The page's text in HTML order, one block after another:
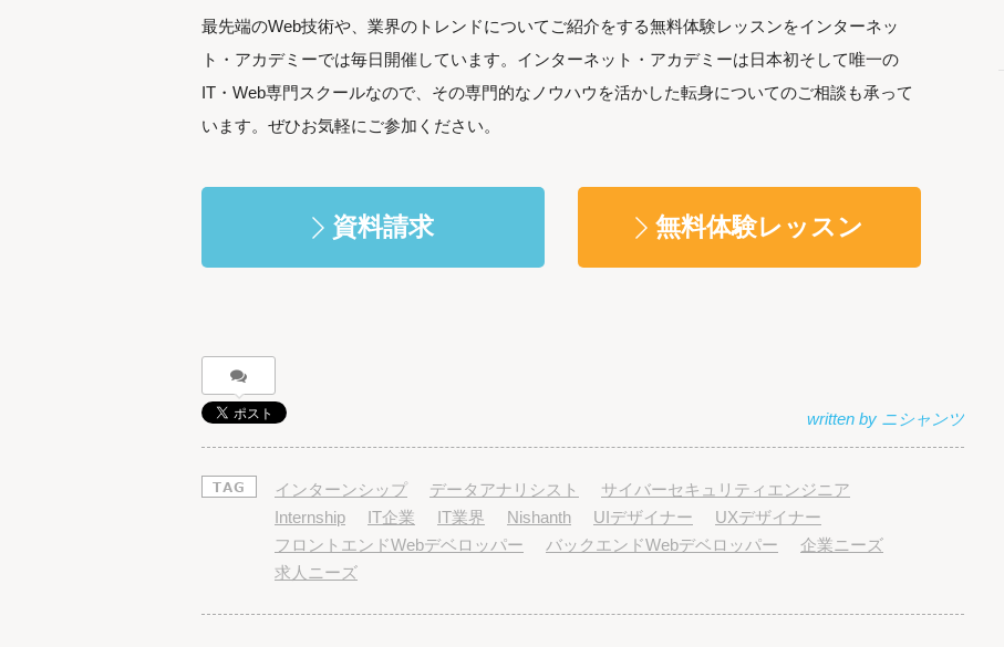
最先端のWeb技術や、業界のトレンドについてご紹介をする無料体験レッスンをインターネッ
ト・アカデミーでは毎日開催しています。インターネット・アカデミーは日本初そして唯一の
IT・Web専門スクールなので、その専門的なノウハウを活かした転身についてのご相談も承って
います。ぜひお気軽にご参加ください。
資料請求 無料体験レッスン
インターンシップ データアナリシスト
サイバーセキュリティエンジニア
Internship
IT企業 IT業界 Nishanth UIデザイナー
UXデザイナー
フロントエンドWebデベロッパー
バックエンドWebデベロッパー
企業ニーズ
求人ニーズ